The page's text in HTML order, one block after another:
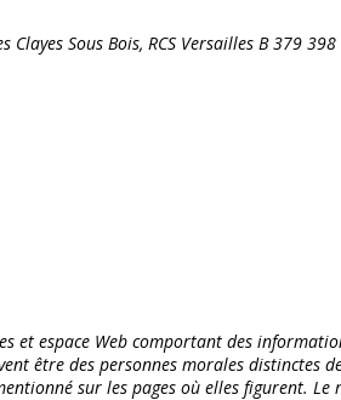
Sous Bois, RCS Versailles B 379
et espace Web comportant des
être des personnes morales distinctes
sur les pages où elles figurent.